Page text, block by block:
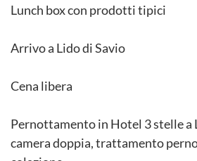
Lunch box con prodotti tipici
Arrivo a Lido di Savio
Cena libera
Pernottamento in Hotel 3 stelle a
camera doppia, trattamento